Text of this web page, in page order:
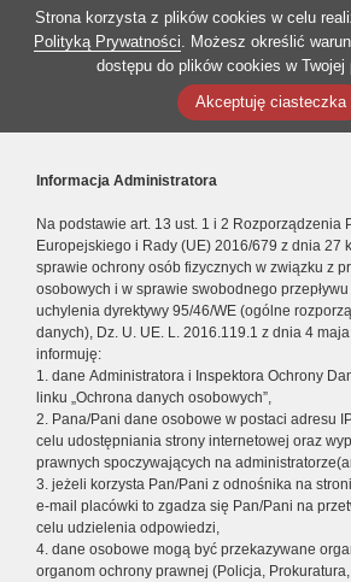
Strona korzysta z plików cookies w celu
Polityką Prywatności. Możesz określić
dostępu do plików cookies w Twojej
Akceptuję ciasteczka
Informacja Administratora
Na podstawie art. 13 ust. 1 i 2 Rozporządzenia
Europejskiego i Rady (UE) 2016/679 z dnia 27
sprawie ochrony osób fizycznych w związku z
osobowych i w sprawie swobodnego
uchylenia dyrektywy 95/46/WE (ogólne
danych), Dz. U. UE. L. 2016.119.1 z dnia 4
informuję:
1. dane Administratora i Inspektora Ochrony
linku „Ochrona danych osobowych”,
2. Pana/Pani dane osobowe w postaci adresu
celu udostępniania strony internetowej oraz
prawnych spoczywających na
3. jeżeli korzysta Pan/Pani z odnośnika na
e-mail placówki to zgadza się Pan/Pani na
celu udzielenia odpowiedzi,
4. dane osobowe mogą być przekazywane
organom ochrony prawnej (Policja,